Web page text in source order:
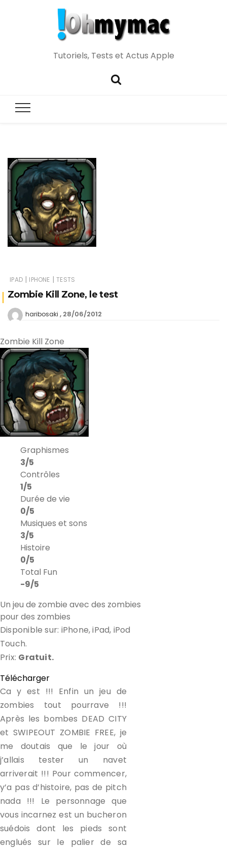
Tutoriels, Tests et Actus Apple
IPAD | IPHONE | TESTS
Zombie Kill Zone, le test
haribosaki 28/06/2012
Zombie Kill Zone
Graphismes
3/5
Contrôles
1/5
Durée de vie
0/5
Musiques et sons
3/5
Histoire
0/5
Total Fun
-9/5
Un jeu de zombie avec des zombies
pour des zombies
Disponible sur: iPhone, iPad, iPod
Touch.
Prix: Gratuit.
Télécharger
Ca y est !!! Enfin un jeu de
zombies tout pourrave !!!
Après les bombes DEAD CITY
et SWIPEOUT ZOMBIE FREE, je
me doutais que le jour où
j’allais tester un navet
arriverait !!! Pour commencer,
y’a pas d’histoire, pas de pitch
nada !!! Le personnage que
vous incarnez est un bucheron
suédois dont les pieds sont
englués sur le palier de sa